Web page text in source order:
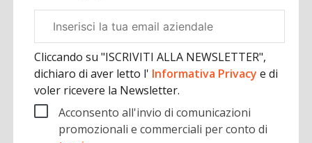
aziendale
Cliccando su "ISCRIVITI ALLA NEWSLETTER",
dichiaro di aver letto l' Informativa Privacye di
voler ricevere la Newsletter.
Acconsento all'invio di comunicazioni
promozionali e commerciali per conto di